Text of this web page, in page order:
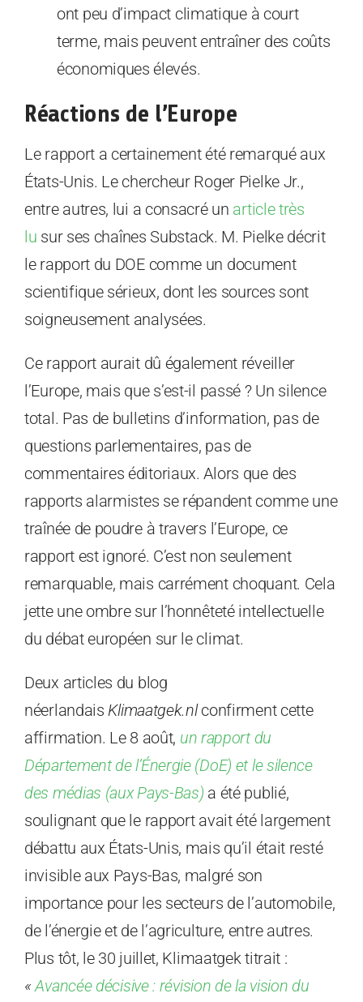
ont peu d’impact climatique à court
terme, mais peuvent entraîner des coûts
économiques élevés.
Réactions de l’Europe
Le rapport a certainement été remarqué aux
États-Unis. Le chercheur Roger Pielke Jr.,
entre autres, lui a consacré un article très
lu sur ses chaînes Substack. M. Pielke décrit
le rapport du DOE comme un document
scientifique sérieux, dont les sources sont
soigneusement analysées.
Ce rapport aurait dû également réveiller
l’Europe, mais que s’est-il passé ? Un silence
total. Pas de bulletins d’information, pas de
questions parlementaires, pas de
commentaires éditoriaux. Alors que des
rapports alarmistes se répandent comme une
traînée de poudre à travers l’Europe, ce
rapport est ignoré. C’est non seulement
remarquable, mais carrément choquant. Cela
jette une ombre sur l’honnêteté intellectuelle
du débat européen sur le climat.
Deux articles du blog
néerlandais Klimaatgek.nlconfirment cette
affirmation. Le 8 août, un rapport du
Département de l’Énergie (DoE) et le silence
des médias (aux Pays-Bas) a été publié,
soulignant que le rapport avait été largement
débattu aux États-Unis, mais qu’il était resté
invisible aux Pays-Bas, malgré son
importance pour les secteurs de l’automobile,
de l’énergie et de l’agriculture, entre autres.
Plus tôt, le 30 juillet, Klimaatgek titrait :
«Avancée décisive : révision de la vision du